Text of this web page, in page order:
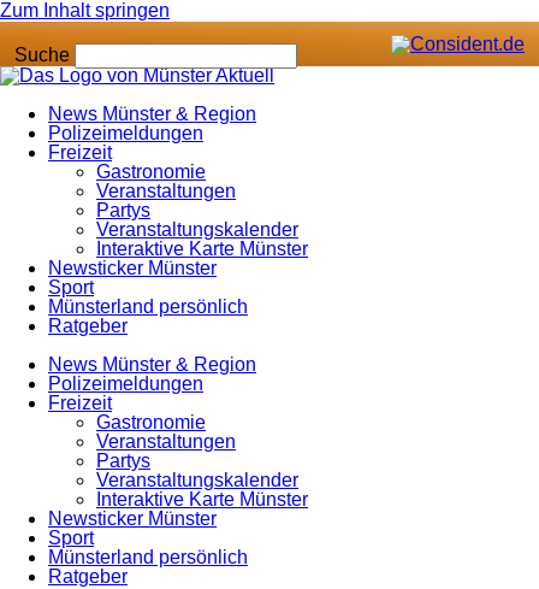
Zum Inhalt springen
Suche
News Münster & Region
Polizeimeldungen
Freizeit
Gastronomie
Veranstaltungen
Partys
Veranstaltungskalender
Interaktive Karte Münster
Newsticker Münster
Sport
Münsterland persönlich
Ratgeber
News Münster & Region
Polizeimeldungen
Freizeit
Gastronomie
Veranstaltungen
Partys
Veranstaltungskalender
Interaktive Karte Münster
Newsticker Münster
Sport
Münsterland persönlich
Ratgeber
Anzeige